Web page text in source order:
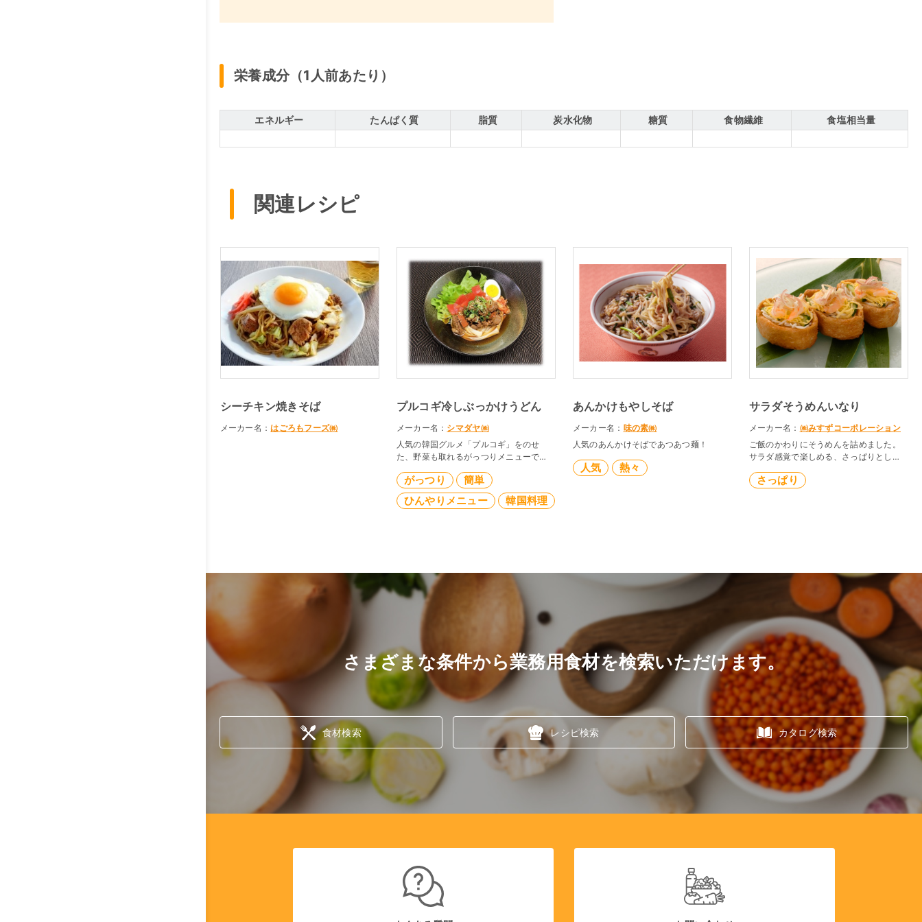
栄養成分（1人前あたり）
エネルギー たんぱく質 脂質 炭水化物 糖質 食物繊維 食塩相当量
関連レシピ
シーチキン焼きそば
メーカー名：はごろもフーズ㈱
プルコギ冷しぶっかけうどん
メーカー名： シマダヤ㈱
人気の韓国グルメ「プルコギ」をのせ
た、野菜も取れるがっつりメニューで
具材をのせるだけ、簡単メニューです。
がっつり
簡単
ひんやりメニュー
韓国料理
あんかけもやしそば
メーカー名： 味の素㈱
人気のあんかけそばであつあつ麺！
人気 熱々
サラダそうめんいなり
メーカー名： ㈱みすずコーポレーション
ご飯のかわりにそうめんを詰めました。
サラダ感覚で楽しめる、さっぱりとした
さっぱり
さまざまな条件から業務用食材を検索いただけます。
食材検索 レシピ検索 カタログ検索